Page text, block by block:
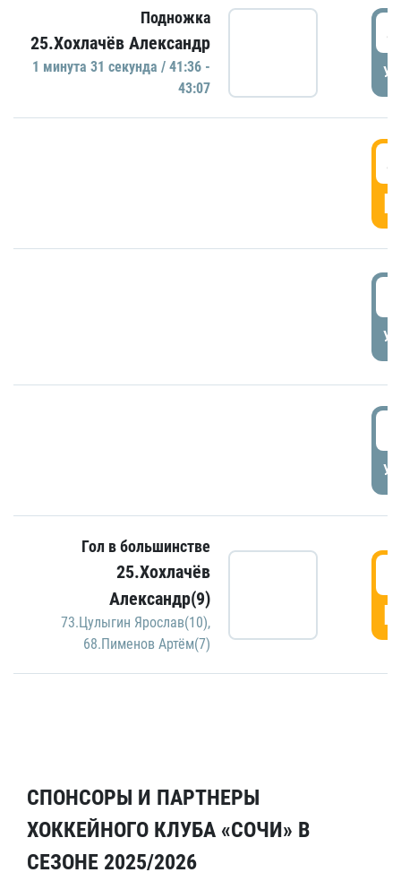
Подножка
25.Хохлачёв Александр
1 минутa 31 секундa / 41:36 -
43:07
Гол в большинстве
25.Хохлачёв
Александр(9)
73.Цулыгин Ярослав(10),
68.Пименов Артём(7)
СПОНСОРЫ И ПАРТНЕРЫ
ХОККЕЙНОГО КЛУБА «СОЧИ» В
СЕЗОНЕ 2025/2026